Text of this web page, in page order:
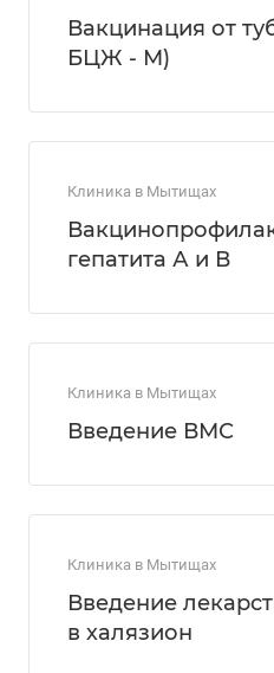
Вакцинация от
БЦЖ - М)
Клиника в Мытищах
гепатита А и В
Клиника в Мытищах
Введение ВМС
Клиника в Мытищах
Введение
в халязион